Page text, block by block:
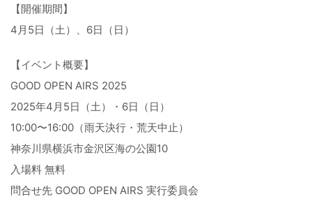
【開催期間】
4月5日（土）、6日（日）
【イベント概要】
GOOD OPEN AIRS 2025
2025年4月5日（土）・6日（日）
10:00〜16:00（雨天決行・荒天中止）
神奈川県横浜市金沢区海の公園10
入場料 無料
問合せ先 GOOD OPEN AIRS 実行委員会